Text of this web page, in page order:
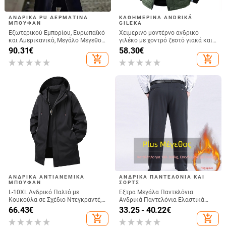
ΑΝΔΡΙΚΆ PU ΔΕΡΜΆΤΙΝΑ
ΜΠΟΥΦΆΝ
Εξωτερικού Εμπορίου, Ευρωπαϊκό
και Αμερικανικό, Μεγάλο Μέγεθος,
Μακρύ Δερμάτινο Αντιανεμικό
Ανδρικό, Σταυρωτό, Μεσαιωνικό
Δερμάτινο Πανωφόρι, Γερμανικό
Ανδρικό, Μοντέρνο
90.31€
add_shopping_cart
ΚΑΘΗΜΕΡΙΝΆ ΑNDRIKÁ
GILEKA
Χειμερινό μοντέρνο ανδρικό
γιλέκο με χοντρό ζεστό γιακά και
βαμβακερό γιλέκο, παχουλό,
μεγάλο μέγεθος και φαρδύ
μπουφάν ώμων, αμάνικο γιλέκο
58.30€
add_shopping_cart
ΑΝΔΡΙΚΆ ΑΝΤΙΑΝΕΜΙΚΆ
ΜΠΟΥΦΆΝ
L-10XL Ανδρικό Παλτό με
Κουκούλα σε Σχέδιο Ντεγκραντέ,
Νεανικό, Plus μέγεθος, Loose
66.43€
add_shopping_cart
ΑΝΔΡΙΚΆ ΠΑΝΤΕΛΌΝΙΑ ΚΑΙ
ΣΟΡΤΣ
Έξτρα Μεγάλα Παντελόνια
Ανδρικά Παντελόνια Ελαστικά
Παντελόνια Plus Size Ανδρικά
Ριχτά Ίσια Παντελόνια Casual
Μεσήλικας με επένδυση fleece και
33.25 - 40.22€
add_shopping_cart